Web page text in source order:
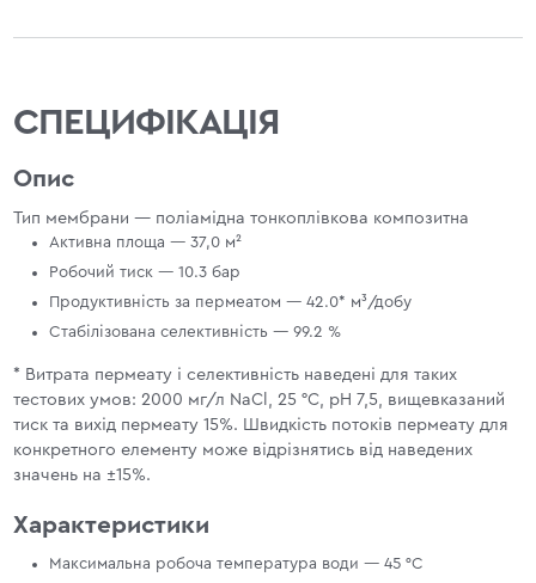
СПЕЦИФІКАЦІЯ
Опис
Тип мембрани — поліамідна тонкоплівкова композитна
Активна площа — 37,0 м²
Робочий тиск — 10.3 бар
Продуктивність за пермеатом — 42.0* м³/добу
Стабілізована селективність — 99.2 %
* Витрата пермеату і селективність наведені для таких
тестових умов: 2000 мг/л NaCl, 25 °С, pH 7,5, вищевказаний
тиск та вихід пермеату 15%. Швидкість потоків пермеату для
конкретного елементу може відрізнятись від наведених
значень на ±15%.
Характеристики
Максимальна робоча температура води — 45 °C